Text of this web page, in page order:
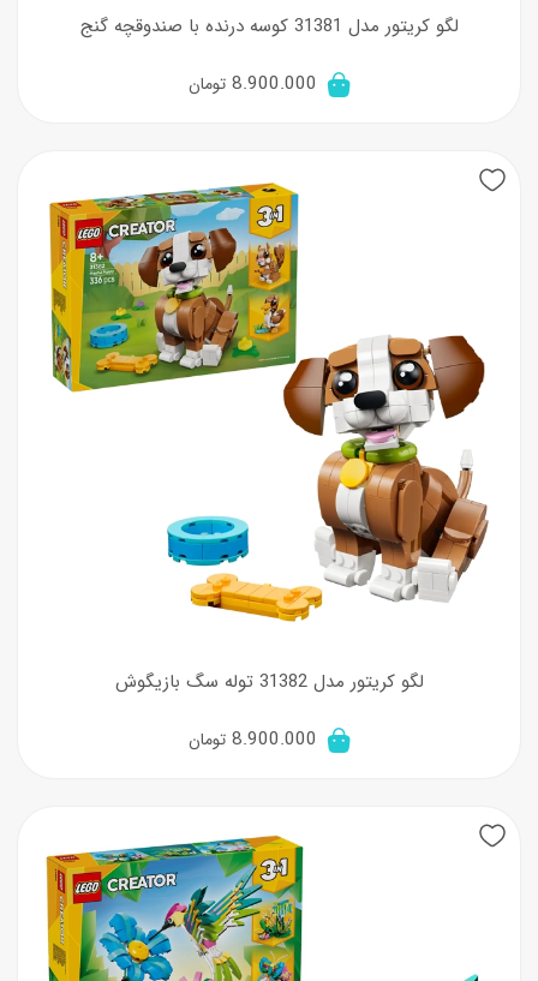
لگو کریتور مدل 31381 کوسه‌ درنده با صندوقچه‌ گنج
8.900.000 تومان
لگو کریتور مدل 31382 توله سگ بازیگوش
8.900.000 تومان